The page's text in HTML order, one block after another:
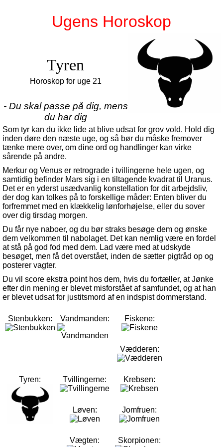
Ugens Horoskop
Tyren
Horoskop for uge 21
- Du skal passe på dig, mens
du har dig
Som tyr kan du ikke lide at blive udsat for grov vold. Hold dig
inden døre den næste uge, og så bør du måske fremover
tænke mere over, om dine ord og handlinger kan virke
sårende på andre.
Merkur og Venus er retrograde i tvillingerne hele ugen, og
samtidig befinder Mars sig i en tiltagende kvadrat til Uranus.
Det er en yderst usædvanlig konstellation for dit arbejdsliv,
der dog kan tolkes på to forskellige måder: Enten bliver du
forfremmet med en klækkelig lønforhøjelse, eller du sover
over dig tirsdag morgen.
Du får nye naboer, og du bør straks besøge dem og ønske
dem velkommen til nabolaget. Det kan nemlig være en fordel
at stå på god fod med dem. Lad være med at udskyde
besøget, men få det overstået, inden de sætter pigtråd op og
posterer vagter.
Du vil score ekstra point hos dem, hvis du fortæller, at Jønke
efter din mening er blevet misforstået af samfundet, og at han
er blevet udsat for justitsmord af en indspist dommerstand.
Stenbukken: Vandmanden: Fiskene:
Vædderen:
Tyren: Tvillingerne: Krebsen:
Løven: Jomfruen:
Vægten: Skorpionen: